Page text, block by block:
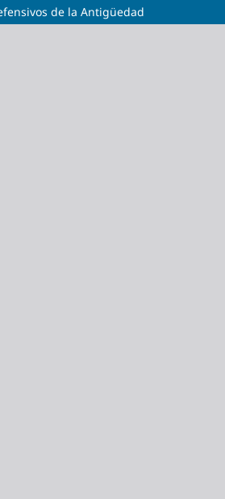
de la Antigüedad